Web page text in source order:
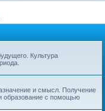
Культура
и смысл. Получение
образование с помощью